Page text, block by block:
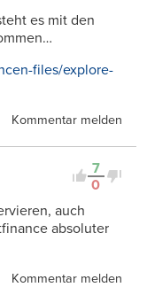
es mit den
files/explore-
Kommentar melden
7
0
auch
absoluter
Kommentar melden